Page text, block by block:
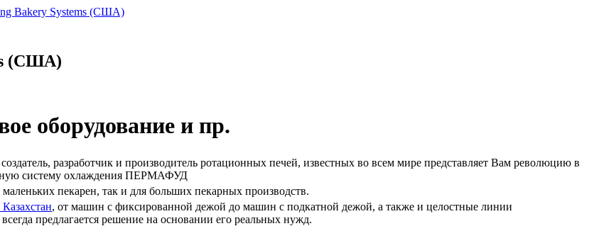
(США)
оборудование и пр.
разработчик и производитель ротационных печей, известных во всем мире представляет Вам революцию в
систему охлаждения ПЕРМАФУД
маленьких пекарен, так и для больших пекарных производств.
, от машин с фиксированной дежой до машин с подкатной дежой, а также и целостные линии
предлагается решение на основании его реальных нужд.